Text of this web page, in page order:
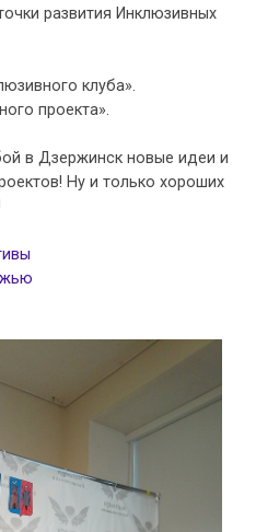
развития Инклюзивных
клуба».
проекта».
в Дзержинск новые идеи и
Ну и только хороших